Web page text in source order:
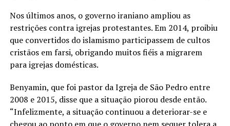
Nos últimos anos, o governo iraniano ampliou as
restrições contra igrejas protestantes. Em 2014, proibiu
que convertidos do islamismo participassem de cultos
cristãos em farsi, obrigando muitos fiéis a migrarem
para igrejas domésticas.
Benyamin, que foi pastor da Igreja de São Pedro entre
2008 e 2015, disse que a situação piorou desde então.
“Infelizmente, a situação continuou a deteriorar-se e